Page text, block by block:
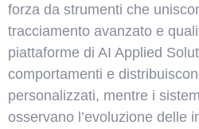
forza da strumenti che
tracciamento avanzato e
piattaforme di AI Applied
comportamenti e
personalizzati, mentre i
osservano l’evoluzione delle